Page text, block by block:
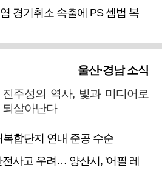
경기취소 속출에 PS 셈법 복
울산·경남 소식
진주성의 역사, 빛과 미디어로
되살아난다
복합단지 연내 준공 수순
사고 우려… 양산시, '어필 레